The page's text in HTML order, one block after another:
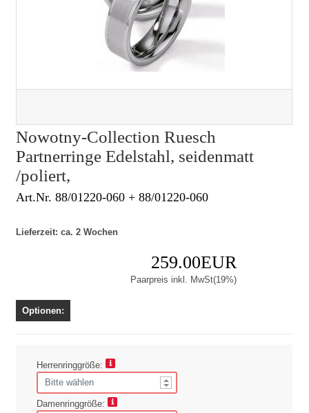
Nowotny-Collection Ruesch
Partnerringe Edelstahl, seidenmatt
/poliert,
Art.Nr. 88/01220-060 + 88/01220-060
Lieferzeit: ca. 2 Wochen
259.00EUR
Paarpreis inkl. MwSt(19%)
Optionen:
Herrenringgröße:
Damenringgröße: